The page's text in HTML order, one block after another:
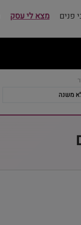
פנים מצא לי עסק